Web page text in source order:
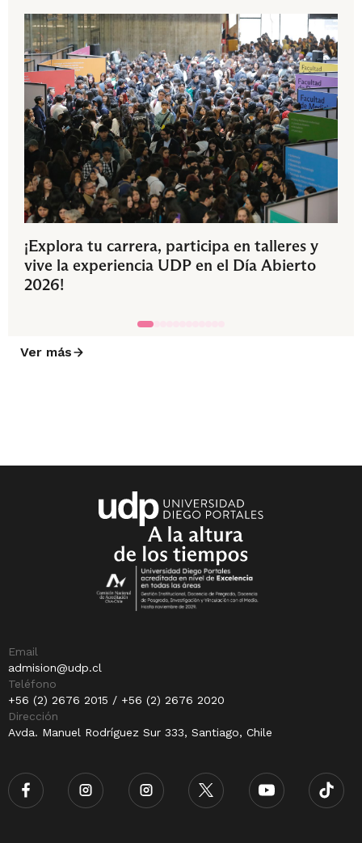
¡Explora tu carrera, participa en talleres y
vive la experiencia UDP en el Día Abierto
2026!
Ver más
Email
admision@udp.cl
Teléfono
+56 (2) 2676 2015 / +56 (2) 2676 2020
Dirección
Avda. Manuel Rodríguez Sur 333, Santiago, Chile